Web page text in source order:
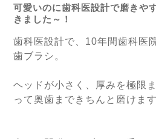
可愛いのに歯科医設計で磨きや
きました～！
歯科医設計で、10年間歯科医
歯ブラシ。
ヘッドが小さく、厚みを極限
って奥歯まできちんと磨けます